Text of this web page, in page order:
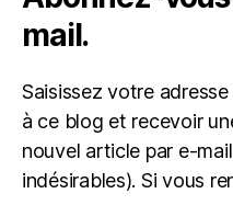
mail.
Saisissez votre
à ce blog et recevoir
nouvel article par e-
indésirables). Si vous